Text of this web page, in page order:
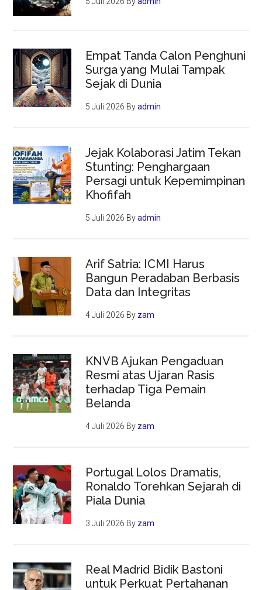
Empat Tanda Calon Penghuni
Surga yang Mulai Tampak
Sejak di Dunia
5 Juli 2026 Byadmin
Jejak Kolaborasi Jatim Tekan
Stunting: Penghargaan
Persagi untuk Kepemimpinan
Khofifah
5 Juli 2026 Byadmin
Arif Satria: ICMI Harus
Bangun Peradaban Berbasis
Data dan Integritas
4 Juli 2026 By zam
KNVB Ajukan Pengaduan
Resmi atas Ujaran Rasis
terhadap Tiga Pemain
Belanda
4 Juli 2026 By zam
Portugal Lolos Dramatis,
Ronaldo Torehkan Sejarah di
Piala Dunia
3 Juli 2026 By zam
Real Madrid Bidik Bastoni
untuk Perkuat Pertahanan